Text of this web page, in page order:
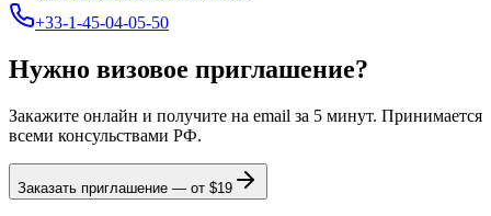
+33-1-45-04-05-50
Нужно визовое приглашение?
Закажите онлайн и получите на email за 5 минут. Принимается
всеми консульствами РФ.
Заказать приглашение — от $19